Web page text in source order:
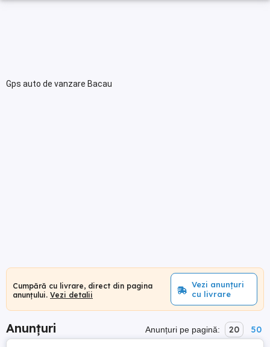
Gps auto de vanzare Bacau
Cumpără cu livrare, direct din pagina
anunțului. Vezi detalii
Vezi anunțuri
cu livrare
Anunțuri Anunțuri pe pagină: 20 50